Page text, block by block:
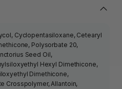
Cyclopentasiloxane, Cetearyl
Polysorbate 20,
Seed Oil,
Hexyl Dimethicone,
Dimethicone,
Crosspolymer, Allantoin,